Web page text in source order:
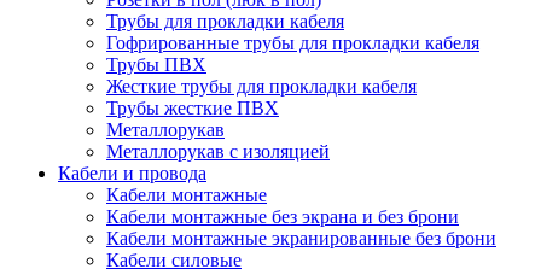
Трубы для прокладки кабеля
Гофрированные трубы для прокладки кабеля
Трубы ПВХ
Жесткие трубы для прокладки кабеля
Трубы жесткие ПВХ
Металлорукав
Металлорукав с изоляцией
Кабели и провода
Кабели монтажные
Кабели монтажные без экрана и без брони
Кабели монтажные экранированные без брони
Кабели силовые